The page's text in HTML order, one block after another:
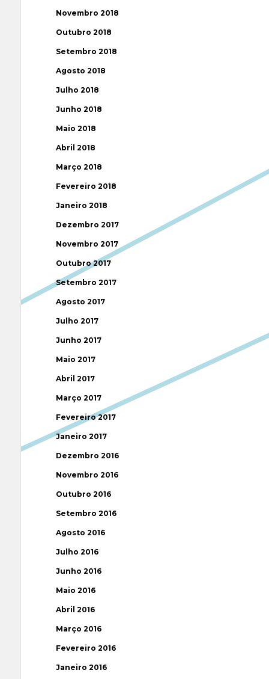
Novembro 2018
Outubro 2018
Setembro 2018
Agosto 2018
Julho 2018
Junho 2018
Maio 2018
Abril 2018
Março 2018
Fevereiro 2018
Janeiro 2018
Dezembro 2017
Novembro 2017
Outubro 2017
Setembro 2017
Agosto 2017
Julho 2017
Junho 2017
Maio 2017
Abril 2017
Março 2017
Fevereiro 2017
Janeiro 2017
Dezembro 2016
Novembro 2016
Outubro 2016
Setembro 2016
Agosto 2016
Julho 2016
Junho 2016
Maio 2016
Abril 2016
Março 2016
Fevereiro 2016
Janeiro 2016